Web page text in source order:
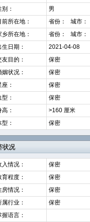
别：
男
前所在地：
省份： 城市：
乡所在地：
省份： 城市：
生日期：
2021-04-08
友目的：
保密
姻状况：
保密
座：
保密
型：
保密
高：
>160 厘米
型：
保密
状况
入情况：
保密
育程度：
保密
房情况：
保密
属行业：
保密
握语言：